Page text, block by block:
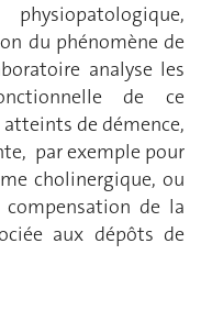
du phénomène de
analyse les
de ce
de démence,
par exemple pour
cholinergique, ou
de la
aux dépôts de